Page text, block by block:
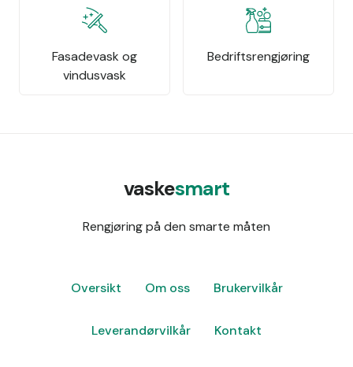
Fasadevask og
vindusvask
Bedriftsrengjøring
vaskesmart
Rengjøring på den smarte måten
Oversikt Om oss Brukervilkår
Leverandørvilkår Kontakt